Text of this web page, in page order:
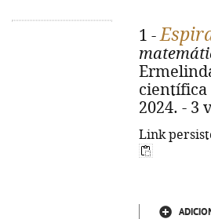
1 -
científica
2024. - 3
Link